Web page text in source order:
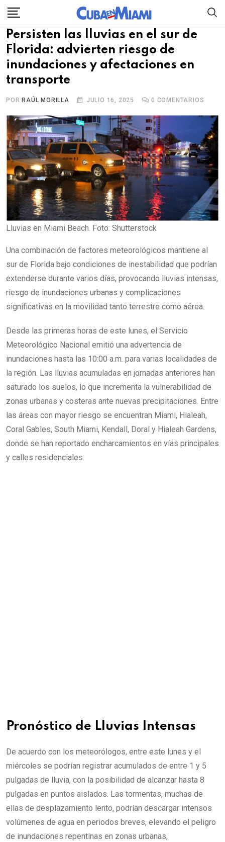
Skip
content
Persisten las lluvias en el sur de
Florida: advierten riesgo de
inundaciones y afectaciones en
transporte
POR RAÚL MORILLA JULIO 16, 2025 0 COMENTARIOS
Lluvias en Miami Beach. Foto: Shutterstock
Una combinación de factores meteorológicos mantiene al
sur de Florida bajo condiciones de inestabilidad que podrían
extenderse durante varios días, provocando lluvias intensas,
riesgo de inundaciones urbanas y complicaciones
significativas en la movilidad tanto terrestre como aérea.
Desde las primeras horas de este lunes, el Servicio
Meteorológico Nacional emitió una advertencia de
inundaciones hasta las 10:00 a.m. para varias localidades de
la región. Las lluvias acumuladas en jornadas anteriores han
saturado los suelos, lo que incrementa la vulnerabilidad de
zonas urbanas y costeras ante nuevas precipitaciones. Entre
las áreas con mayor riesgo se encuentran Miami, Hialeah,
Coral Gables, South Miami, Kendall, Doral y Hialeah Gardens,
donde se han reportado encharcamientos en vías principales
y calles residenciales.
Pronóstico de Lluvias Intensas
De acuerdo con los meteorólogos, entre este lunes y el
miércoles se podrían registrar acumulados de entre 1 y 5
pulgadas de lluvia, con la posibilidad de alcanzar hasta 8
pulgadas en puntos aislados. Las tormentas, muchas de
ellas de desplazamiento lento, podrían descargar intensos
volúmenes de agua en periodos breves, elevando el peligro
de inundaciones repentinas en zonas urbanas,